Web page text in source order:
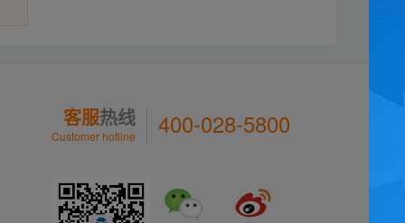
客服热线
Customer hotline 400-028-5800